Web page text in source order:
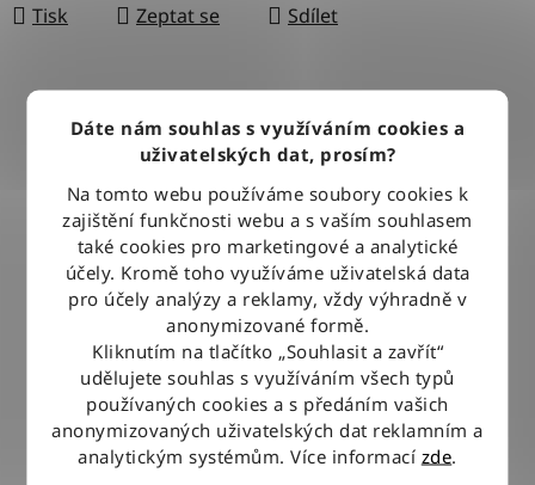
Dáte nám souhlas s využíváním cookies a
uživatelských dat, prosím?
Na tomto webu používáme soubory cookies k
zajištění funkčnosti webu a s vaším souhlasem
také cookies pro marketingové a analytické
účely. Kromě toho využíváme uživatelská data
pro účely analýzy a reklamy, vždy výhradně v
anonymizované formě.
Kliknutím na tlačítko „Souhlasit a zavřít“
udělujete souhlas s využíváním všech typů
používaných cookies a s předáním vašich
anonymizovaných uživatelských dat reklamním a
analytickým systémům. Více informací zde.
Tisk Zeptat se Sdílet
DOPRAVA ZDARMA
Při nákupu nad 2500 Kč doručujeme zdarma po celé ČR
BLESKOVÉ DORUČENÍ
Objednávky odesíláme každý pracovní den do 12:00
100% ZBOŽÍ SKLADEM
Veškeré vystavené zboží leží na našem skladě
VÝMĚNA ZBOŽÍ ZDARMA
Nevyhovující zboží zdarma vyměníme do 14 dnů od jeho
doručení